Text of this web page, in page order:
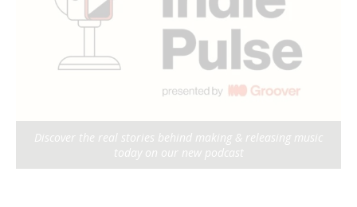
Discover the real stories behind making & releasing music
today on our new podcast